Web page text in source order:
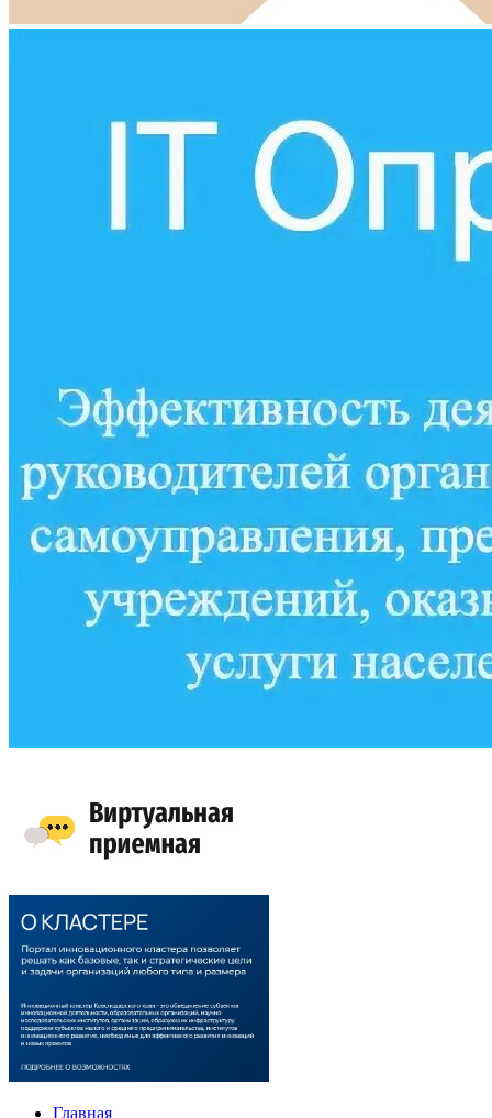
Главная